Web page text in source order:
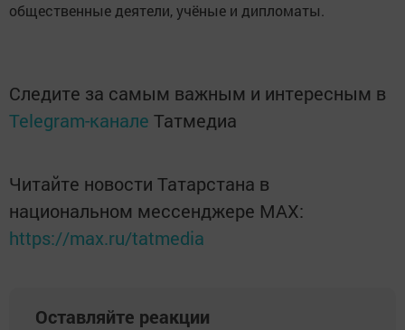
общественные деятели, учёные и дипломаты.
Следите за самым важным и интересным в
Telegram-канале Татмедиа
Читайте новости Татарстана в
национальном мессенджере MАХ:
https://max.ru/tatmedia
Оставляйте реакции